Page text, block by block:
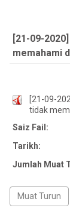
[21-09-
memahami
[21-09-
tidak
Saiz Fail:
Tarikh:
Jumlah Muat